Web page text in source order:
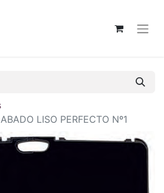
LISO PERFECTO Nº1